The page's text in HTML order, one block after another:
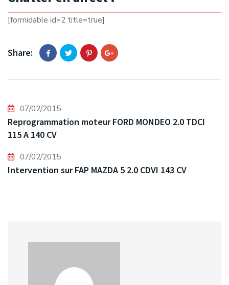
[formidable id=2 title=true]
Share:
07/02/2015
Reprogrammation moteur FORD MONDEO 2.0 TDCI
115 A 140 CV
07/02/2015
Intervention sur FAP MAZDA 5 2.0 CDVI 143 CV